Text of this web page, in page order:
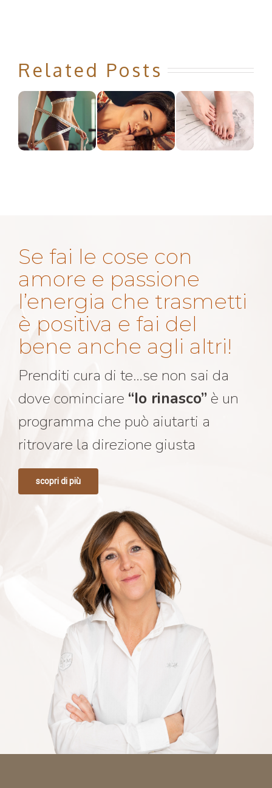
Related Posts
Se fai le cose con
amore e passione
l’energia che trasmetti
è positiva e fai del
bene anche agli altri!
Prenditi cura di te…se non sai da
dove cominciare “Io rinasco”è un
programma che può aiutarti a
ritrovare la direzione giusta
scopri di più